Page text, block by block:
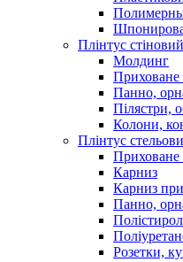
Плінтус стіновий
Молдинг
Приховане
Панно,
Пілястри,
Колони,
Плінтус
Приховане
Карниз
Карниз
Панно,
Розетки,